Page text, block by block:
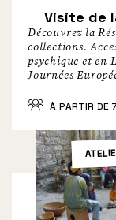
Visite de
Découvrez la
collections.
psychique et en
Journées
À PARTIR DE